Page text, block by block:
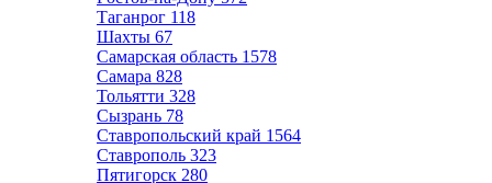
Таганрог 118
Шахты 67
Самарская область 1578
Самара 828
Тольятти 328
Сызрань 78
Ставропольский край 1564
Ставрополь 323
Пятигорск 280